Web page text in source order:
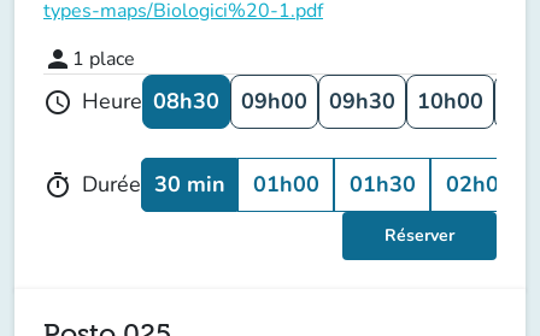
types-maps/Biologici%20-1.pdf
person 1 place
schedule Heure 08h30 09h00 09h30 10h00
timer Durée 30 min 01h00 01h30 02h00
Réserver